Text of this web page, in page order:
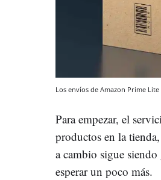
Los envíos de Amazon Prime
Para empezar, el
productos en la
a cambio sigue
esperar un poco más.